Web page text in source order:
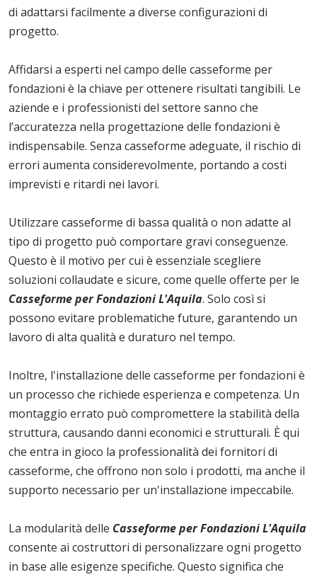
di adattarsi facilmente a diverse configurazioni di
progetto.
Affidarsi a esperti nel campo delle casseforme per
fondazioni è la chiave per ottenere risultati tangibili. Le
aziende e i professionisti del settore sanno che
l’accuratezza nella progettazione delle fondazioni è
indispensabile. Senza casseforme adeguate, il rischio di
errori aumenta considerevolmente, portando a costi
imprevisti e ritardi nei lavori.
Utilizzare casseforme di bassa qualità o non adatte al
tipo di progetto può comportare gravi conseguenze.
Questo è il motivo per cui è essenziale scegliere
soluzioni collaudate e sicure, come quelle offerte per le
Casseforme per Fondazioni L'Aquila. Solo così si
possono evitare problematiche future, garantendo un
lavoro di alta qualità e duraturo nel tempo.
Inoltre, l'installazione delle casseforme per fondazioni è
un processo che richiede esperienza e competenza. Un
montaggio errato può compromettere la stabilità della
struttura, causando danni economici e strutturali. È qui
che entra in gioco la professionalità dei fornitori di
casseforme, che offrono non solo i prodotti, ma anche il
supporto necessario per un'installazione impeccabile.
La modularità delle Casseforme per Fondazioni L'Aquila
consente ai costruttori di personalizzare ogni progetto
in base alle esigenze specifiche. Questo significa che